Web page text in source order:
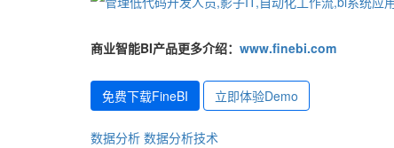
商业智能BI产品更多介绍： www.finebi.com
免费下载FineBI 立即体验Demo
数据分析 数据分析技术